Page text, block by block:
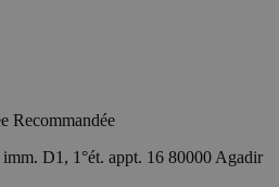
Recommandée
D1, 1°ét. appt. 16 80000 Agadir